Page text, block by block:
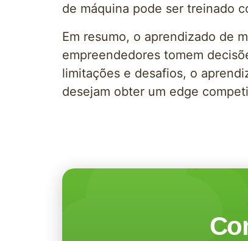
de máquina pode ser treinado
Em resumo, o aprendizado de
empreendedores tomem
limitações e desafios, o
desejam obter um edge